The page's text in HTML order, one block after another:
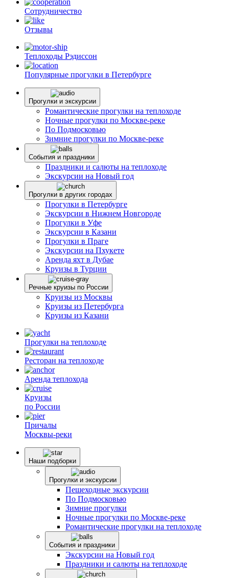
Сотрудничество
Отзывы
Теплоходы Рэдиссон
Популярные прогулки в Петербурге
Прогулки и экскурсии
Романтические прогулки на теплоходе
Ночные прогулки по Москве-реке
По Подмосковью
Зимние прогулки по Москве-реке
События и праздники
Праздники и салюты на теплоходе
Экскурсии на Новый год
Прогулки в других городах
Прогулки в Петербурге
Экскурсии в Нижнем Новгороде
Прогулки в Уфе
Экскурсии в Казани
Прогулки в Праге
Экскурсии на Пхукете
Аренда яхт в Дубае
Круизы в Турции
Речные круизы по России
Круизы из Москвы
Круизы из Петербурга
Круизы из Казани
Прогулки на теплоходе
Ресторан на теплоходе
Аренда теплохода
Круизы
по России
Причалы
Москвы-реки
Наши подборки
Прогулки и экскурсии
Пешеходные экскурсии
По Подмосковью
Зимние прогулки
Ночные прогулки по Москве-реке
Романтические прогулки на теплоходе
События и праздники
Экскурсии на Новый год
Праздники и салюты на теплоходе